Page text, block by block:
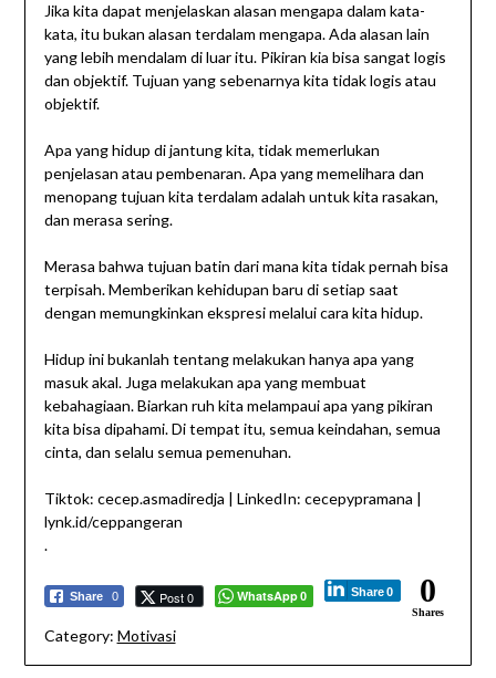
Jika kita dapat menjelaskan alasan mengapa dalam kata-
kata, itu bukan alasan terdalam mengapa. Ada alasan lain
yang lebih mendalam di luar itu. Pikiran kia bisa sangat logis
dan objektif. Tujuan yang sebenarnya kita tidak logis atau
objektif.
Apa yang hidup di jantung kita, tidak memerlukan
penjelasan atau pembenaran. Apa yang memelihara dan
menopang tujuan kita terdalam adalah untuk kita rasakan,
dan merasa sering.
Merasa bahwa tujuan batin dari mana kita tidak pernah bisa
terpisah. Memberikan kehidupan baru di setiap saat
dengan memungkinkan ekspresi melalui cara kita hidup.
Hidup ini bukanlah tentang melakukan hanya apa yang
masuk akal. Juga melakukan apa yang membuat
kebahagiaan. Biarkan ruh kita melampaui apa yang pikiran
kita bisa dipahami. Di tempat itu, semua keindahan, semua
cinta, dan selalu semua pemenuhan.
Tiktok: cecep.asmadiredja | LinkedIn: cecepypramana |
lynk.id/ceppangeran
.
Share 0 Post 0 WhatsApp 0 Share 0 0
Shares
Category: Motivasi